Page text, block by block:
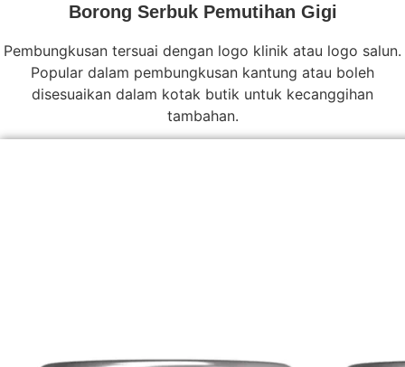
Borong Serbuk Pemutihan Gigi
Pembungkusan tersuai dengan logo klinik atau logo salun.
Popular dalam pembungkusan kantung atau boleh
disesuaikan dalam kotak butik untuk kecanggihan
tambahan.